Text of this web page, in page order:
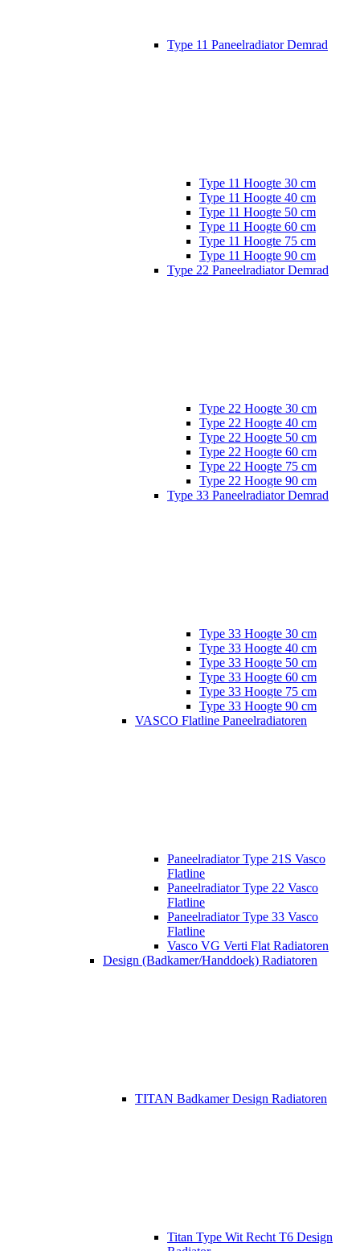
Type 11 Paneelradiator Demrad
Type 11 Hoogte 30 cm
Type 11 Hoogte 40 cm
Type 11 Hoogte 50 cm
Type 11 Hoogte 60 cm
Type 11 Hoogte 75 cm
Type 11 Hoogte 90 cm
Type 22 Paneelradiator Demrad
Type 22 Hoogte 30 cm
Type 22 Hoogte 40 cm
Type 22 Hoogte 50 cm
Type 22 Hoogte 60 cm
Type 22 Hoogte 75 cm
Type 22 Hoogte 90 cm
Type 33 Paneelradiator Demrad
Type 33 Hoogte 30 cm
Type 33 Hoogte 40 cm
Type 33 Hoogte 50 cm
Type 33 Hoogte 60 cm
Type 33 Hoogte 75 cm
Type 33 Hoogte 90 cm
VASCO Flatline Paneelradiatoren
Paneelradiator Type 21S Vasco
Flatline
Paneelradiator Type 22 Vasco
Flatline
Paneelradiator Type 33 Vasco
Flatline
Vasco VG Verti Flat Radiatoren
Design (Badkamer/Handdoek) Radiatoren
TITAN Badkamer Design Radiatoren
Titan Type Wit Recht T6 Design